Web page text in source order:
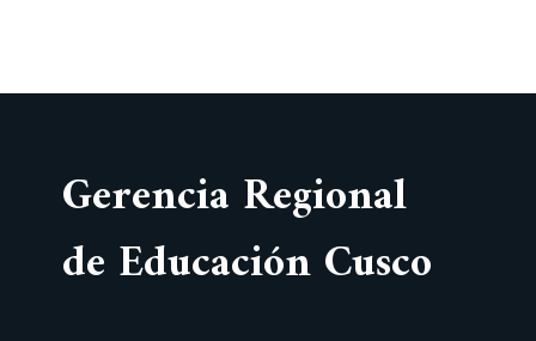
Gerencia Regional
de Educación Cusco